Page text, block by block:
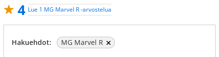
4 Lue 1 MG Marvel R -arvostelua
Hakuehdot: MG Marvel R